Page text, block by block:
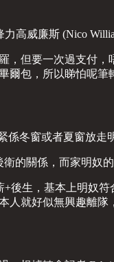
力高威廉斯 (Nico
，但要一次過支付
爾包，所以睇怕呢筆
係冬窗或者夏窗放
的關係，而家明奴
後生，基本上明奴
人就好似無興趣離隊